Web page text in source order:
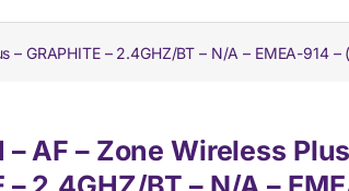
– GRAPHITE – 2.4GHZ/BT – N/A – EMEA-914
– AF – Zone Wireless